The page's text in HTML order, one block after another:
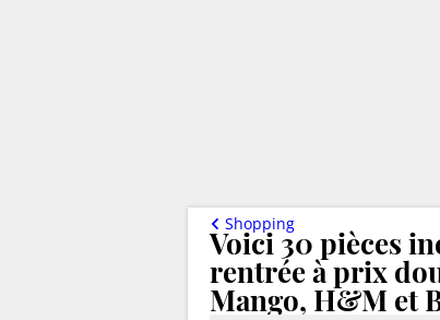
Voici 30 pièces
rentrée à prix
Mango, H&M et
Shopping